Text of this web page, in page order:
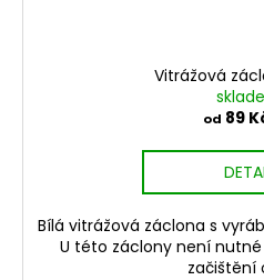
Vitrážová
od 89
Bílá vitrážová záclona s
U této záclony není
začištění